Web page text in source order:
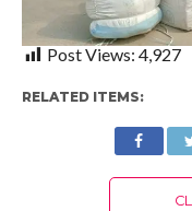
Post Views: 4,927
RELATED ITEMS: